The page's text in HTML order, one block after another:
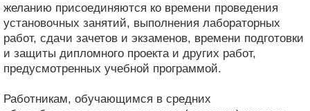
желанию присоединяются ко времени проведения
установочных занятий, выполнения лабораторных
работ, сдачи зачетов и экзаменов, времени подготовки
и защиты дипломного проекта и других работ,
предусмотренных учебной программой.
Работникам, обучающимся в средних